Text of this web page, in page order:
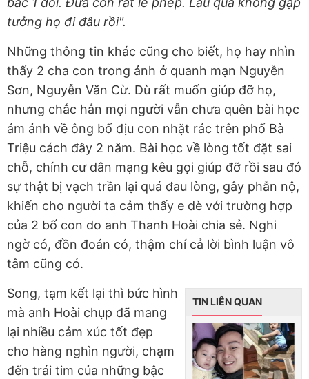
tưởng họ đi đâu rồi".
Những thông tin khác cũng cho biết, họ hay nhìn
thấy 2 cha con trong ảnh ở quanh mạn Nguyễn
Sơn, Nguyễn Văn Cừ. Dù rất muốn giúp đỡ họ,
nhưng chắc hẳn mọi người vẫn chưa quên bài học
ám ảnh về ông bố địu con nhặt rác trên phố Bà
Triệu cách đây 2 năm. Bài học về lòng tốt đặt sai
chỗ, chính cư dân mạng kêu gọi giúp đỡ rồi sau đó
sự thật bị vạch trần lại quá đau lòng, gây phẫn nộ,
khiến cho người ta cảm thấy e dè với trường hợp
của 2 bố con do anh Thanh Hoài chia sẻ. Nghi
ngờ có, đồn đoán có, thậm chí cả lời bình luận vô
tâm cũng có.
TIN LIÊN QUAN
Song, tạm kết lại thì bức hình
mà anh Hoài chụp đã mang
lại nhiều cảm xúc tốt đẹp
cho hàng nghìn người, chạm
đến trái tim của những bậc